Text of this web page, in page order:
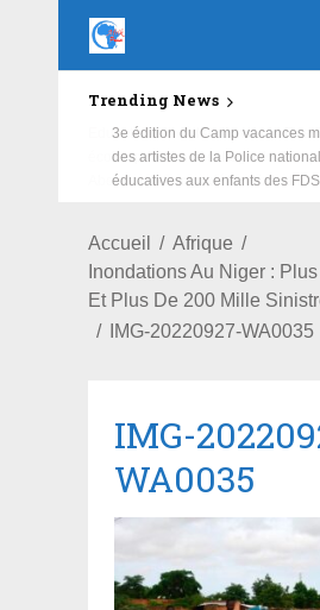
Trending News
Education : la fédération de la
écoles primaire et collège du
Aboubacar Sangoulé Lamizana
Accueil
Afrique
Inondations Au Niger :
Et Plus De 200 Mille
IMG-20220927-WA0035
IMG-
WA0035